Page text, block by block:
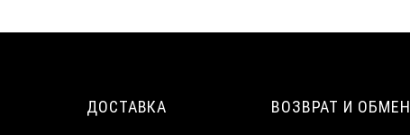
ДОСТАВКА ВОЗВРАТ И ОБМЕН